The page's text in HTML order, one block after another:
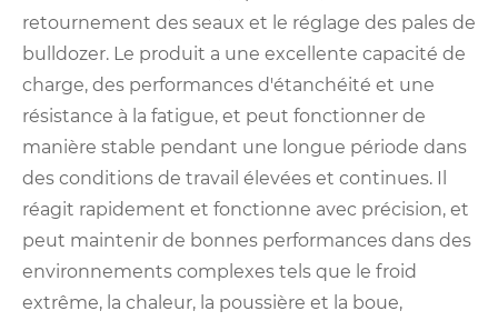
retournement des seaux et le réglage des pales de
bulldozer. Le produit a une excellente capacité de
charge, des performances d'étanchéité et une
résistance à la fatigue, et peut fonctionner de
manière stable pendant une longue période dans
des conditions de travail élevées et continues. Il
réagit rapidement et fonctionne avec précision, et
peut maintenir de bonnes performances dans des
environnements complexes tels que le froid
extrême, la chaleur, la poussière et la boue,